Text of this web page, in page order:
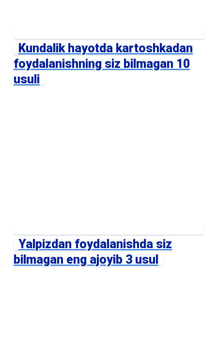
Kundalik hayotda kartoshkadan
foydalanishning siz bilmagan 10
usuli
Yalpizdan foydalanishda siz
bilmagan eng ajoyib 3 usul